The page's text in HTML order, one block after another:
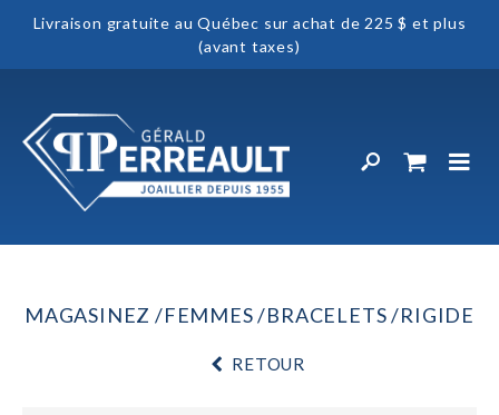
Livraison gratuite au Québec sur achat de 225 $ et plus
(avant taxes)
MAGASINEZ FEMMES BRACELETS RIGIDE
RETOUR